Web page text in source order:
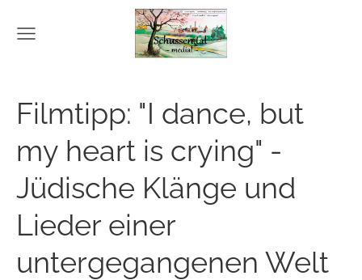
Filmtipp: "I dance, but
my heart is crying" -
Jüdische Klänge und
Lieder einer
untergegangenen Welt